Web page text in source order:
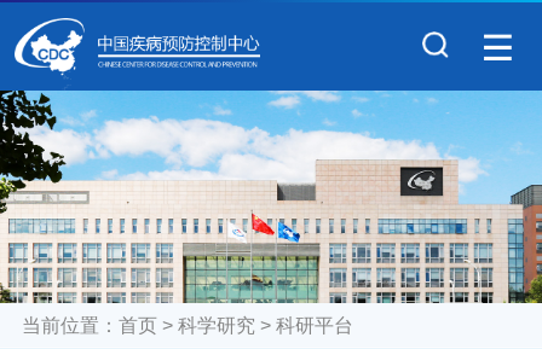
当前位置： 首页> 科学研究 > 科研平台